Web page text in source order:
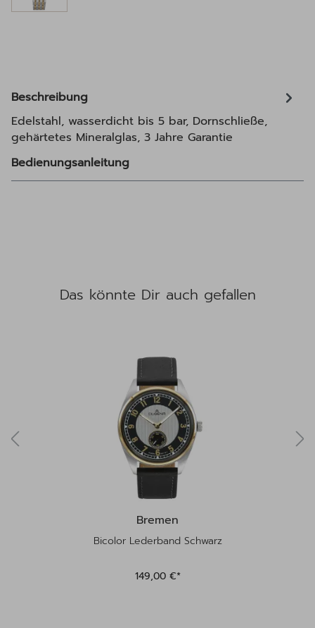
Beschreibung
Edelstahl, wasserdicht bis 5 bar, Dornschließe,
gehärtetes Mineralglas, 3 Jahre Garantie
Bedienungsanleitung
Produktgalerie überspringen
Das könnte Dir auch gefallen
Bremen
Bicolor Lederband Schwarz
149,00 €*